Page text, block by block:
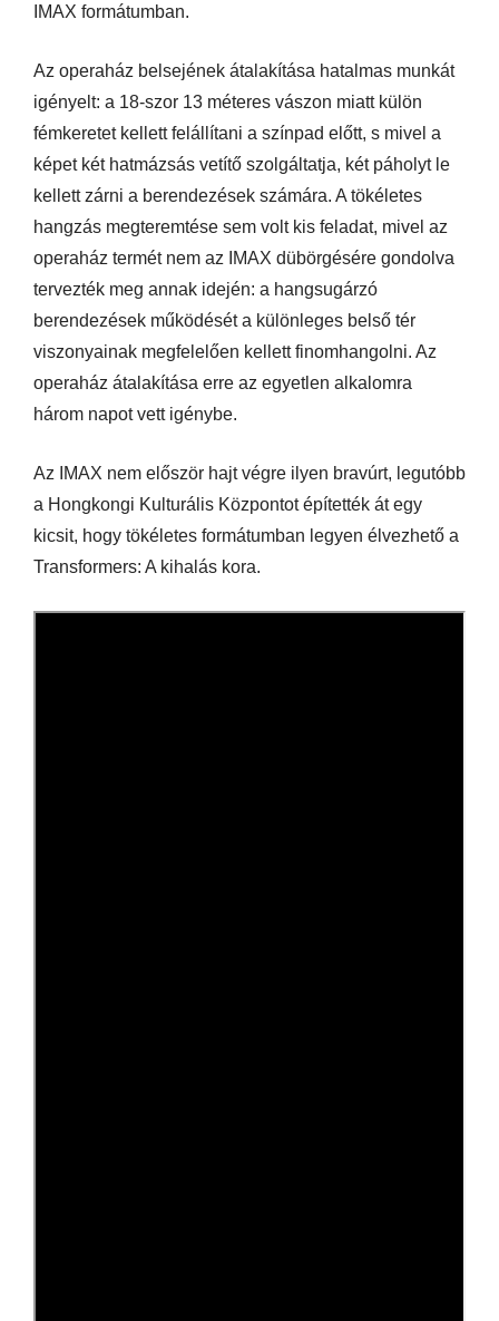
IMAX formátumban.
Az operaház belsejének átalakítása hatalmas munkát
igényelt: a 18-szor 13 méteres vászon miatt külön
fémkeretet kellett felállítani a színpad előtt, s mivel a
képet két hatmázsás vetítő szolgáltatja, két páholyt le
kellett zárni a berendezések számára. A tökéletes
hangzás megteremtése sem volt kis feladat, mivel az
operaház termét nem az IMAX dübörgésére gondolva
tervezték meg annak idején: a hangsugárzó
berendezések működését a különleges belső tér
viszonyainak megfelelően kellett finomhangolni. Az
operaház átalakítása erre az egyetlen alkalomra
három napot vett igénybe.
Az IMAX nem először hajt végre ilyen bravúrt, legutóbb
a Hongkongi Kulturális Központot építették át egy
kicsit, hogy tökéletes formátumban legyen élvezhető a
Transformers: A kihalás kora.